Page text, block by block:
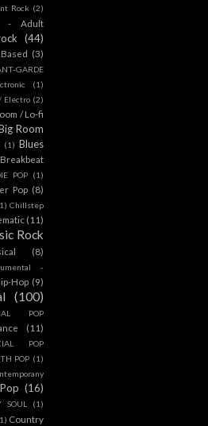
Rock (2)
- Adult
(44)
(3)
GARDE
(1)
Electro (2)
/ Lo-fi
Room
(1) Blues
Breakbeat
POP (1)
Pop (8)
Chillstep
(11)
Rock
(8)
-
Hop (9)
(100)
POP
(11)
POP
POP (1)
(16)
SOUL
(1)
Country